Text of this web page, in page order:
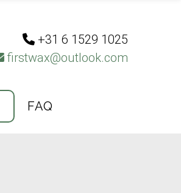
+31 6 1529 1025
firstwax@outlook.com
FAQ